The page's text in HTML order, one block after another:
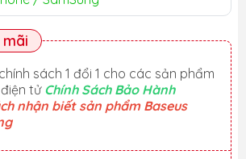
mãi
sách 1 đổi 1 cho các sản phẩm
tửChính Sách Bảo Hành
nhận biết sản phẩm Baseus